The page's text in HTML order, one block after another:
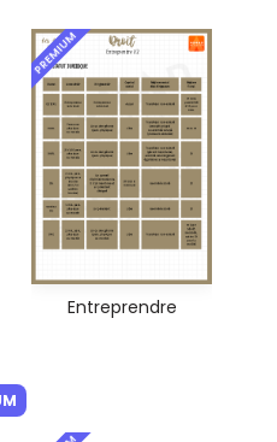
PREMIUM
Entreprendre